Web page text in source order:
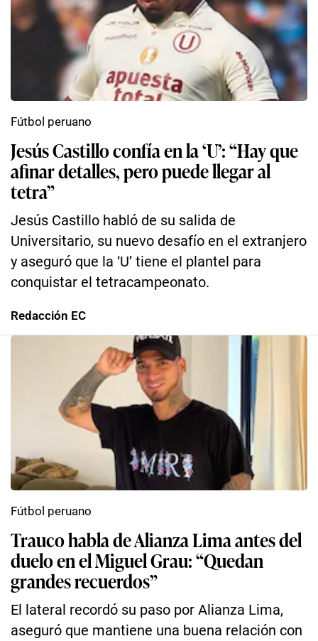
Jesús Castillo confía en la ‘U’: “Hay que
afinar detalles, pero puede llegar al
tetra”
Jesús Castillo habló de su salida de
Universitario, su nuevo desafío en el extranjero
y aseguró que la ‘U’ tiene el plantel para
conquistar el tetracampeonato.
Fútbol peruano
Redacción EC
Trauco habla de Alianza Lima antes del
duelo en el Miguel Grau: “Quedan
grandes recuerdos”
El lateral recordó su paso por Alianza Lima,
aseguró que mantiene una buena relación con
Fútbol peruano